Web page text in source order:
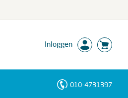
Inloggen
010-4731397